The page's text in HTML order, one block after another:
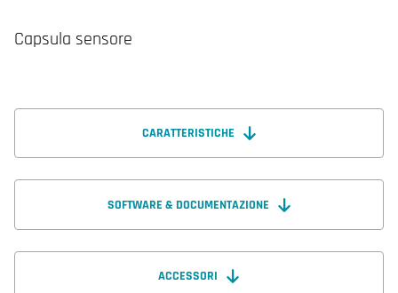
Capsula sensore
CARATTERISTICHE
SOFTWARE & DOCUMENTAZIONE
ACCESSORI